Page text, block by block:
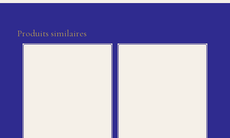
Produits similaires